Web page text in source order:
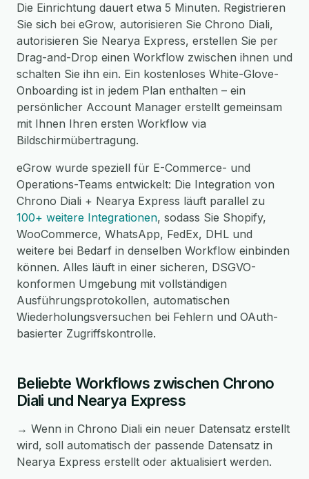
Die Einrichtung dauert etwa 5 Minuten. Registrieren
Sie sich bei eGrow, autorisieren Sie Chrono Diali,
autorisieren Sie Nearya Express, erstellen Sie per
Drag-and-Drop einen Workflow zwischen ihnen und
schalten Sie ihn ein. Ein kostenloses White-Glove-
Onboarding ist in jedem Plan enthalten – ein
persönlicher Account Manager erstellt gemeinsam
mit Ihnen Ihren ersten Workflow via
Bildschirmübertragung.
eGrow wurde speziell für E-Commerce- und
Operations-Teams entwickelt: Die Integration von
Chrono Diali + Nearya Express läuft parallel zu
100+ weitere Integrationen, sodass Sie Shopify,
WooCommerce, WhatsApp, FedEx, DHL und
weitere bei Bedarf in denselben Workflow einbinden
können. Alles läuft in einer sicheren, DSGVO-
konformen Umgebung mit vollständigen
Ausführungsprotokollen, automatischen
Wiederholungsversuchen bei Fehlern und OAuth-
basierter Zugriffskontrolle.
Beliebte Workflows zwischen Chrono
Diali und Nearya Express
→ Wenn in Chrono Diali ein neuer Datensatz erstellt
wird, soll automatisch der passende Datensatz in
Nearya Express erstellt oder aktualisiert werden.